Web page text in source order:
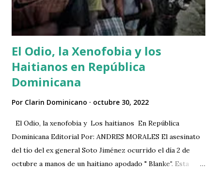
esfuerzos de la nación dominicana para responder a las
necesidades humanitarias de l...
El Odio, la Xenofobia y los
Haitianos en República
Dominicana
Por Clarin Dominicano octubre 30, 2022
El Odio, la xenofobia y Los haitianos En República
Dominicana Editorial Por: ANDRES MORALES El asesinato
del tío del ex general Soto Jiménez ocurrido el día 2 de
octubre a manos de un haitiano apodado " Blanke". Esta